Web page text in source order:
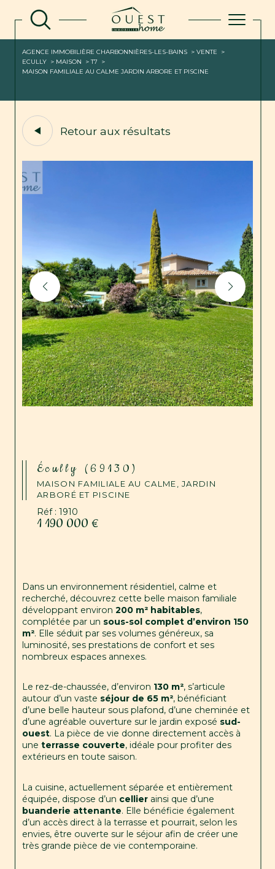
AGENCE IMMOBILIÈRE CHARBONNIÈRES-LES-BAINS
VENTE
ECULLY
MAISON
T7
MAISON FAMILIALE AU CALME JARDIN ARBORE ET PISCINE
Retour aux résultats
Écully (69130)
MAISON FAMILIALE AU CALME, JARDIN
ARBORÉ ET PISCINE
Réf : 1910
1 190 000 €
Dans un environnement résidentiel, calme et
recherché, découvrez cette belle maison familiale
développant environ 200 m² habitables,
complétée par un sous-sol complet d’environ 150
m². Elle séduit par ses volumes généreux, sa
luminosité, ses prestations de confort et ses
nombreux espaces annexes.
Le rez-de-chaussée, d’environ 130 m², s’articule
autour d’un vaste séjour de 65 m², bénéficiant
d’une belle hauteur sous plafond, d’une cheminée et
d’une agréable ouverture sur le jardin exposé sud-
ouest. La pièce de vie donne directement accès à
une terrasse couverte, idéale pour profiter des
extérieurs en toute saison.
La cuisine, actuellement séparée et entièrement
équipée, dispose d’un cellier ainsi que d’une
buanderie attenante. Elle bénéficie également
d’un accès direct à la terrasse et pourrait, selon les
envies, être ouverte sur le séjour afin de créer une
très grande pièce de vie contemporaine.